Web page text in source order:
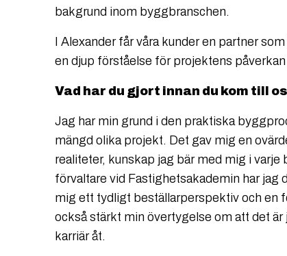
bakgrund inom byggbranschen.
I Alexander får våra kunder en partner
en djup förståelse för projektens
Vad har du gjort innan du kom till
Jag har min grund i den praktiska
mängd olika projekt. Det gav mig en
realiteter, kunskap jag bär med mig i
förvaltare vid Fastighetsakademin har jag
mig ett tydligt beställarperspektiv och en
också stärkt min övertygelse om att det
karriär åt.